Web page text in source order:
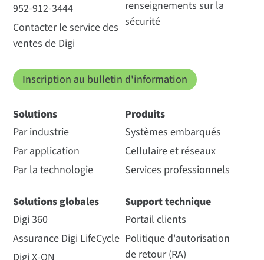
952-912-3444
Contacter le service des
ventes de Digi
renseignements sur la
sécurité
Inscription au bulletin d'information
Solutions
Par industrie
Par application
Par la technologie
Solutions globales
Digi 360
Assurance Digi LifeCycle
Produits
Systèmes embarqués
Cellulaire et réseaux
Services professionnels
Support technique
Portail clients
Politique d'autorisation
de retour (RA)